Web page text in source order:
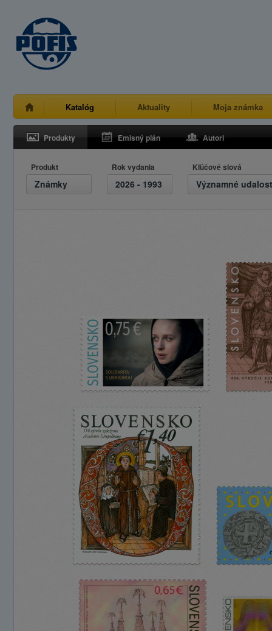
Katalóg Aktuality Moja známka
Produkty Emisný plán Autori
Produkt
Známky
Rok vydania
2026 - 1993
Kľúčové slová
Významné